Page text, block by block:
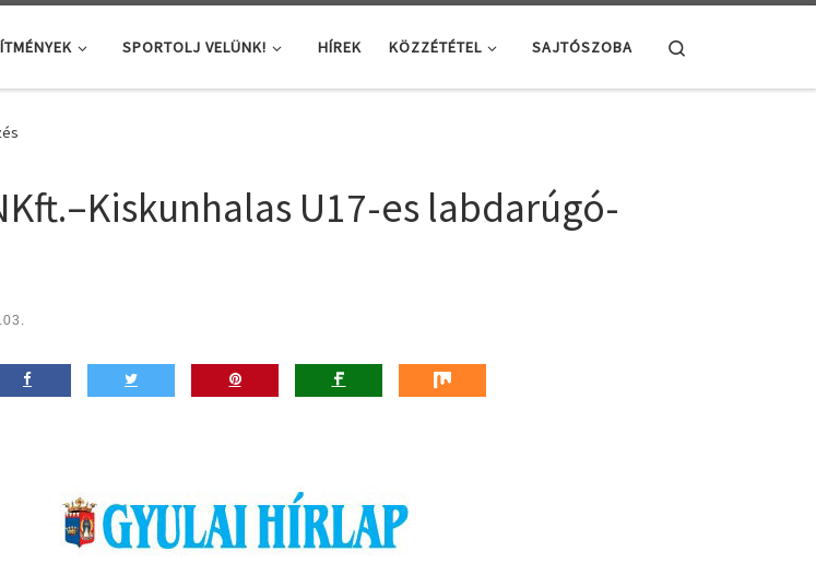
SPORTOLJ VELÜNK! HÍREK KÖZZÉTÉTEL SAJTÓSZOBA
U17-es labdarúgó-